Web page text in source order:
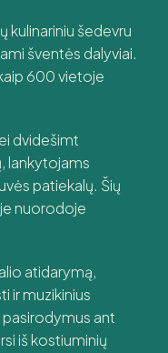
kulinariniu šedevru
šventės dalyviai.
600 vietoje
dvidešimt
lankytojams
patiekalų. Šių
nuorodoje
atidarymą,
ir muzikinius
pasirodymus ant
iš kostiuminių